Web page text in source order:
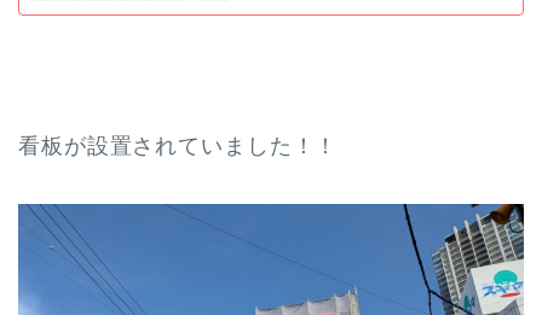
看板が設置されていました！！